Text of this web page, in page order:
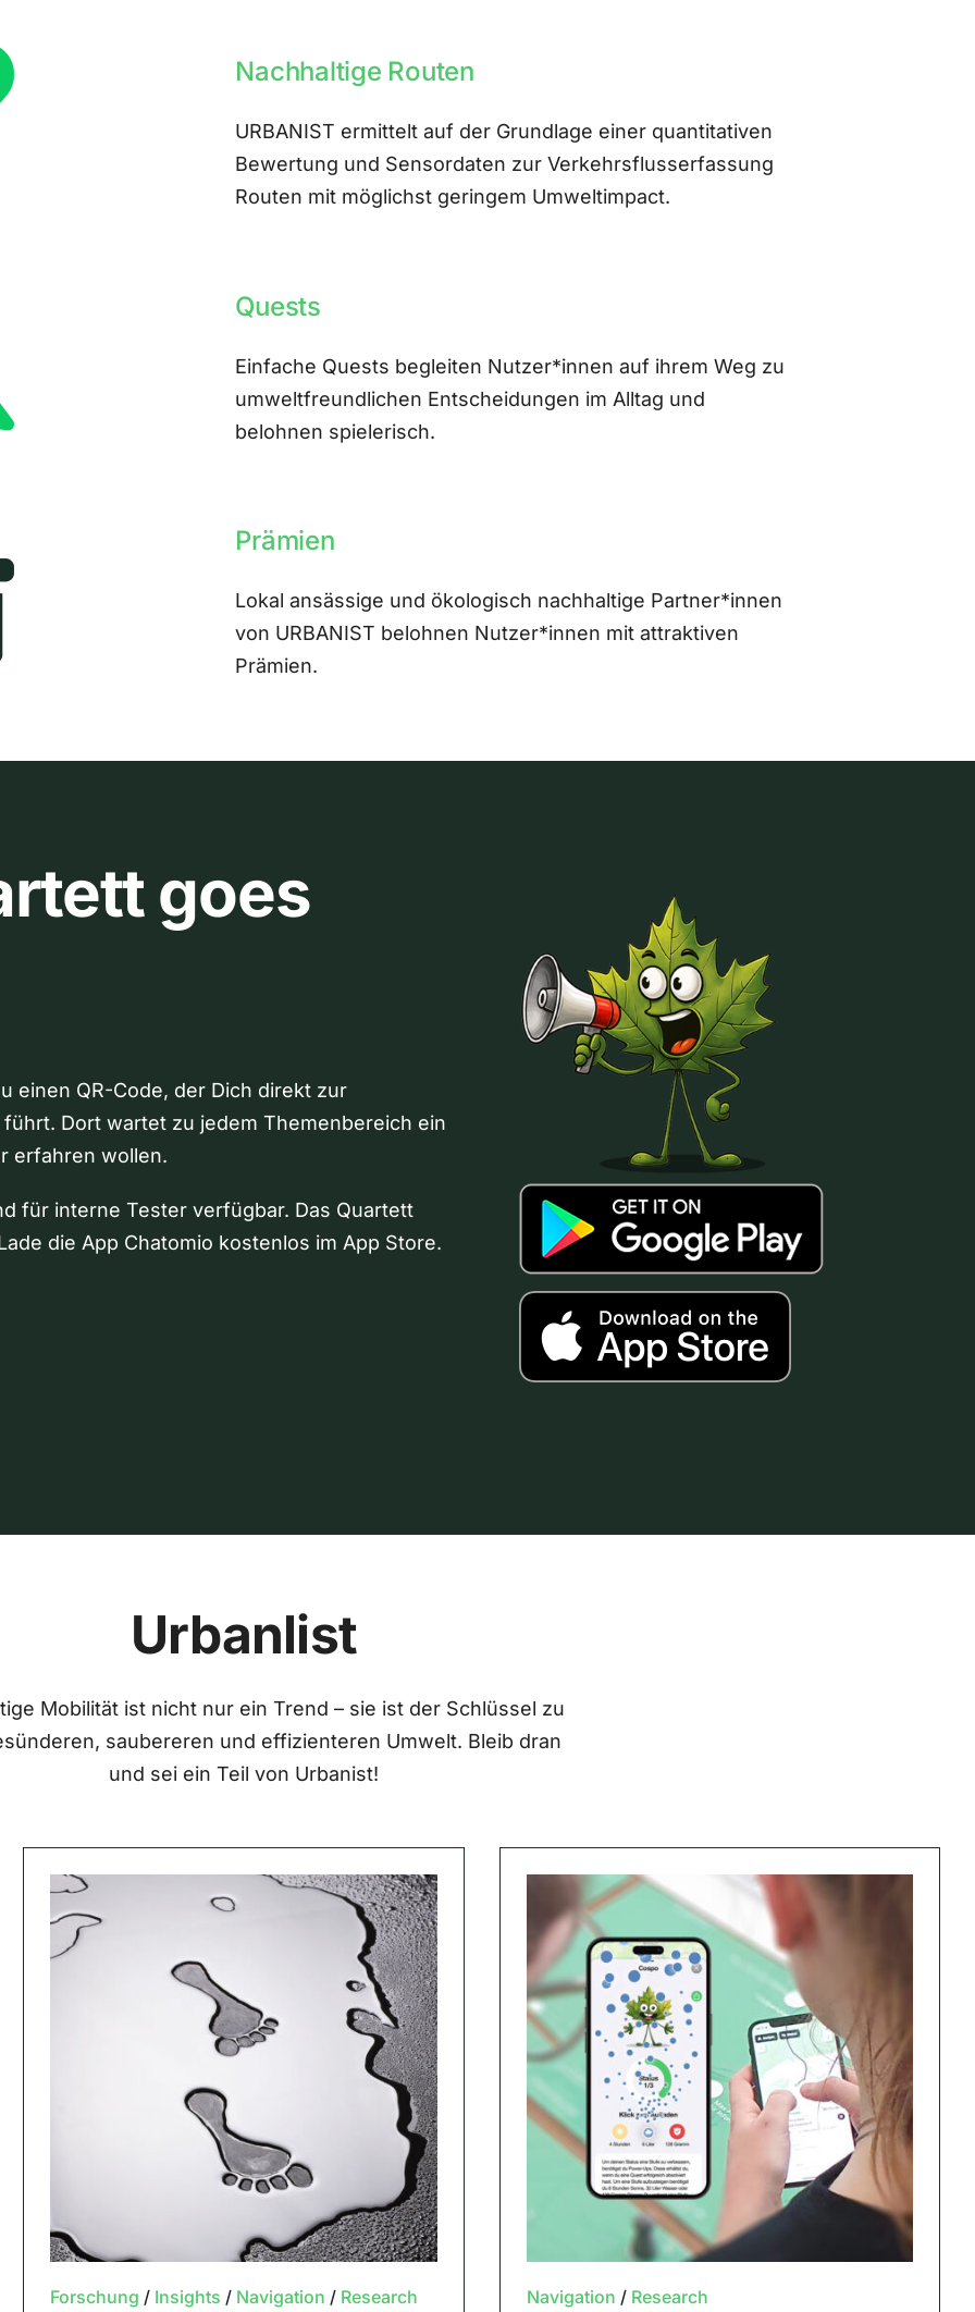
Nachhaltige Routen
URBANIST ermittelt auf der Grundlage einer quantitativen
Bewertung und Sensordaten zur Verkehrsflusserfassung
Routen mit möglichst geringem Umweltimpact.
Quests
Einfache Quests begleiten Nutzer*innen auf ihrem Weg zu
umweltfreundlichen Entscheidungen im Alltag und
belohnen spielerisch.
Prämien
Lokal ansässige und ökologisch nachhaltige Partner*innen
von URBANIST belohnen Nutzer*innen mit attraktiven
Prämien.
goes
einen QR-Code, der Dich direkt zur
Dort wartet zu jedem Themenbereich ein
erfahren wollen.
für interne Tester verfügbar. Das Quartett
die App Chatomio kostenlos im App Store.
Urbanlist
Mobilität ist nicht nur ein Trend – sie ist der Schlüssel zu
saubereren und effizienteren Umwelt. Bleib dran
und sei ein Teil von Urbanist!
Forschung / Insights / Navigation / Research Navigation / Research